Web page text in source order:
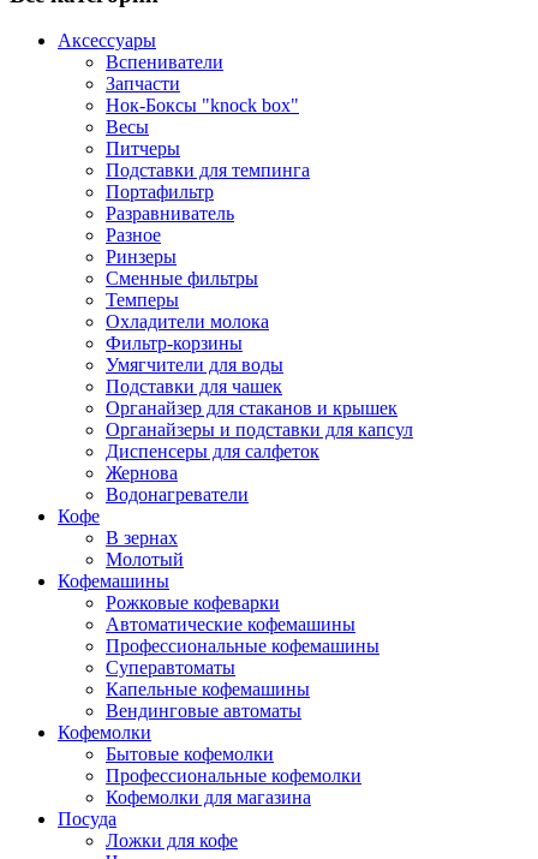
Аксессуары
Вспениватели
Запчасти
Нок-Боксы "knock box"
Весы
Питчеры
Подставки для темпинга
Портафильтр
Разравниватель
Разное
Ринзеры
Сменные фильтры
Темперы
Охладители молока
Фильтр-корзины
Умягчители для воды
Подставки для чашек
Органайзер для стаканов и крышек
Органайзеры и подставки для капсул
Диспенсеры для салфеток
Жернова
Водонагреватели
Кофе
В зернах
Молотый
Кофемашины
Рожковые кофеварки
Автоматические кофемашины
Профессиональные кофемашины
Суперавтоматы
Капельные кофемашины
Вендинговые автоматы
Кофемолки
Бытовые кофемолки
Профессиональные кофемолки
Кофемолки для магазина
Посуда
Ложки для кофе